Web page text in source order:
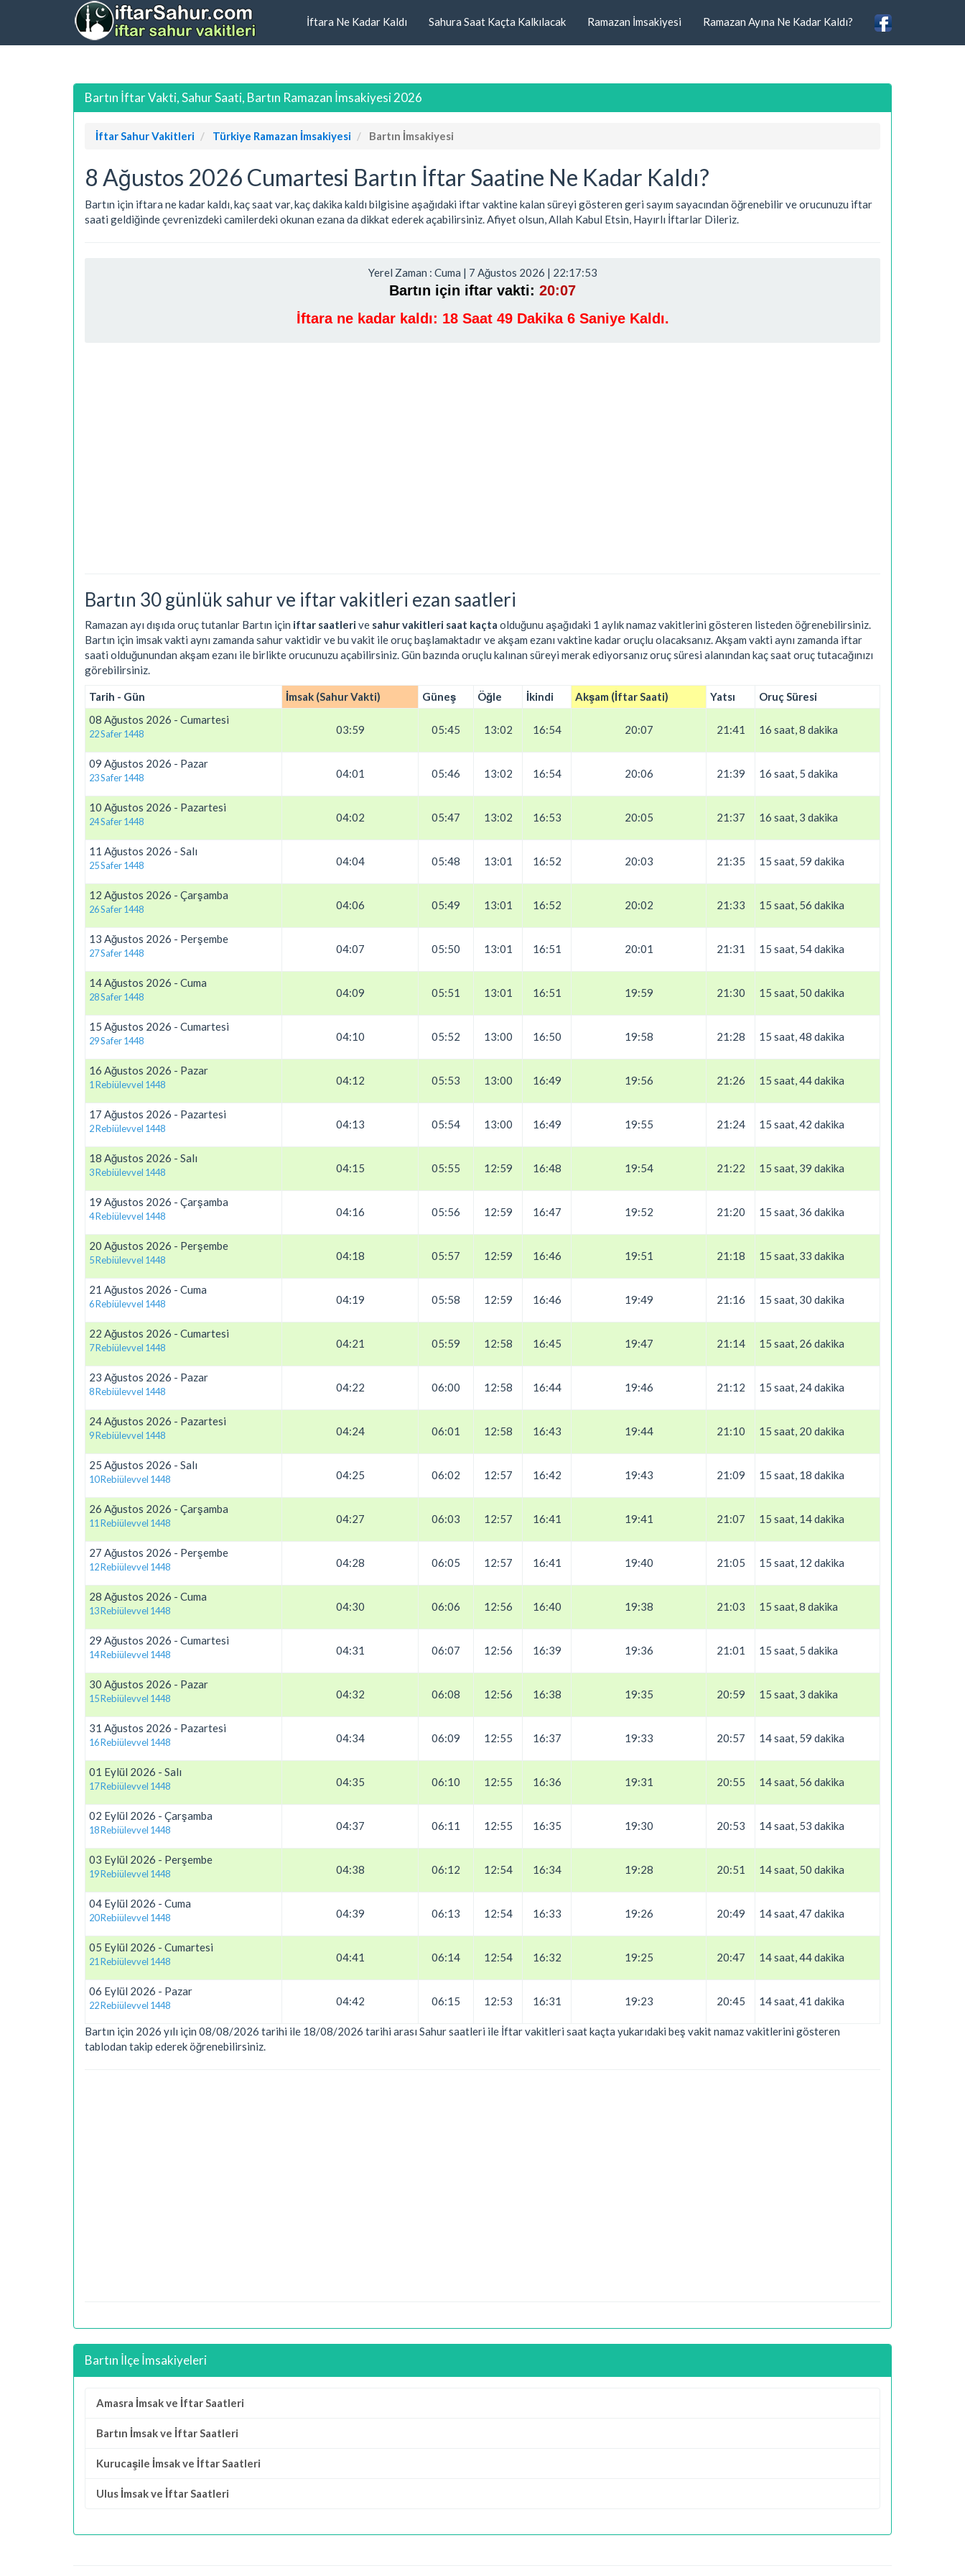
İftara Ne Kadar Kaldı Sahura Saat Kaçta Kalkılacak Ramazan İmsakiyesi Ramazan Ayına Ne Kadar Kaldı?
Bartın İftar Vakti, Sahur Saati, Bartın Ramazan İmsakiyesi 2026
İftar Sahur Vakitleri Türkiye Ramazan İmsakiyesi Bartın İmsakiyesi
8 Ağustos 2026 Cumartesi Bartın İftar Saatine Ne Kadar Kaldı?
Bartın için iftara ne kadar kaldı, kaç saat var, kaç dakika kaldı bilgisine aşağıdaki iftar vaktine kalan süreyi gösteren geri sayım sayacından öğrenebilir ve orucunuzu iftar
saati geldiğinde çevrenizdeki camilerdeki okunan ezana da dikkat ederek açabilirsiniz. Afiyet olsun, Allah Kabul Etsin, Hayırlı İftarlar Dileriz.
Yerel Zaman : Cuma | 7 Ağustos 2026 | 22:17:54
Bartın için iftar vakti: 20:07
İftara ne kadar kaldı: 18 Saat 49 Dakika 5 Saniye Kaldı.
Bartın 30 günlük sahur ve iftar vakitleri ezan saatleri
Ramazan ayı dışıda oruç tutanlar Bartın için iftar saatlerive sahur vakitleri saat kaçta olduğunu aşağıdaki 1 aylık namaz vakitlerini gösteren listeden öğrenebilirsiniz.
Bartın için imsak vakti aynı zamanda sahur vaktidir ve bu vakit ile oruç başlamaktadır ve akşam ezanı vaktine kadar oruçlu olacaksanız. Akşam vakti aynı zamanda iftar
saati olduğunundan akşam ezanı ile birlikte orucunuzu açabilirsiniz. Gün bazında oruçlu kalınan süreyi merak ediyorsanız oruç süresi alanından kaç saat oruç tutacağınızı
görebilirsiniz.
Tarih - Gün İmsak (Sahur Vakti) Güneş Öğle İkindi Akşam (İftar Saati) Yatsı
Oruç Süresi
08 Ağustos 2026 - Cumartesi
22 Safer 1448 03:59 05:45 13:02 16:54 20:07 21:41 16 saat, 8 dakika
09 Ağustos 2026 - Pazar
23 Safer 1448 04:01 05:46 13:02 16:54 20:06 21:39 16 saat, 5 dakika
10 Ağustos 2026 - Pazartesi
24 Safer 1448 04:02 05:47 13:02 16:53 20:05 21:37 16 saat, 3 dakika
11 Ağustos 2026 - Salı
25 Safer 1448 04:04 05:48 13:01 16:52 20:03 21:35 15 saat, 59 dakika
12 Ağustos 2026 - Çarşamba
26 Safer 1448 04:06 05:49 13:01 16:52 20:02 21:33 15 saat, 56 dakika
13 Ağustos 2026 - Perşembe
27 Safer 1448 04:07 05:50 13:01 16:51 20:01 21:31 15 saat, 54 dakika
14 Ağustos 2026 - Cuma
28 Safer 1448 04:09 05:51 13:01 16:51 19:59 21:30 15 saat, 50 dakika
15 Ağustos 2026 - Cumartesi
29 Safer 1448 04:10 05:52 13:00 16:50 19:58 21:28 15 saat, 48 dakika
16 Ağustos 2026 - Pazar
1 Rebiülevvel 1448 04:12 05:53 13:00 16:49 19:56 21:26 15 saat, 44 dakika
17 Ağustos 2026 - Pazartesi
2 Rebiülevvel 1448 04:13 05:54 13:00 16:49 19:55 21:24 15 saat, 42 dakika
18 Ağustos 2026 - Salı
3 Rebiülevvel 1448 04:15 05:55 12:59 16:48 19:54 21:22 15 saat, 39 dakika
19 Ağustos 2026 - Çarşamba
4 Rebiülevvel 1448 04:16 05:56 12:59 16:47 19:52 21:20 15 saat, 36 dakika
20 Ağustos 2026 - Perşembe
5 Rebiülevvel 1448 04:18 05:57 12:59 16:46 19:51 21:18 15 saat, 33 dakika
21 Ağustos 2026 - Cuma
6 Rebiülevvel 1448 04:19 05:58 12:59 16:46 19:49 21:16 15 saat, 30 dakika
22 Ağustos 2026 - Cumartesi
7 Rebiülevvel 1448 04:21 05:59 12:58 16:45 19:47 21:14 15 saat, 26 dakika
23 Ağustos 2026 - Pazar
8 Rebiülevvel 1448 04:22 06:00 12:58 16:44 19:46 21:12 15 saat, 24 dakika
24 Ağustos 2026 - Pazartesi
9 Rebiülevvel 1448 04:24 06:01 12:58 16:43 19:44 21:10 15 saat, 20 dakika
25 Ağustos 2026 - Salı
10 Rebiülevvel 1448 04:25 06:02 12:57 16:42 19:43 21:09 15 saat, 18 dakika
26 Ağustos 2026 - Çarşamba
11 Rebiülevvel 1448 04:27 06:03 12:57 16:41 19:41 21:07 15 saat, 14 dakika
27 Ağustos 2026 - Perşembe
12 Rebiülevvel 1448 04:28 06:05 12:57 16:41 19:40 21:05 15 saat, 12 dakika
28 Ağustos 2026 - Cuma
13 Rebiülevvel 1448 04:30 06:06 12:56 16:40 19:38 21:03 15 saat, 8 dakika
29 Ağustos 2026 - Cumartesi
14 Rebiülevvel 1448 04:31 06:07 12:56 16:39 19:36 21:01 15 saat, 5 dakika
30 Ağustos 2026 - Pazar
15 Rebiülevvel 1448 04:32 06:08 12:56 16:38 19:35 20:59 15 saat, 3 dakika
31 Ağustos 2026 - Pazartesi
16 Rebiülevvel 1448 04:34 06:09 12:55 16:37 19:33 20:57 14 saat, 59 dakika
01 Eylül 2026 - Salı
17 Rebiülevvel 1448 04:35 06:10 12:55 16:36 19:31 20:55 14 saat, 56 dakika
02 Eylül 2026 - Çarşamba
18 Rebiülevvel 1448 04:37 06:11 12:55 16:35 19:30 20:53 14 saat, 53 dakika
03 Eylül 2026 - Perşembe
19 Rebiülevvel 1448 04:38 06:12 12:54 16:34 19:28 20:51 14 saat, 50 dakika
04 Eylül 2026 - Cuma
20 Rebiülevvel 1448 04:39 06:13 12:54 16:33 19:26 20:49 14 saat, 47 dakika
05 Eylül 2026 - Cumartesi
21 Rebiülevvel 1448 04:41 06:14 12:54 16:32 19:25 20:47 14 saat, 44 dakika
06 Eylül 2026 - Pazar
22 Rebiülevvel 1448 04:42 06:15 12:53 16:31 19:23 20:45 14 saat, 41 dakika
Bartın için 2026 yılı için 08/08/2026 tarihi ile 18/08/2026 tarihi arası Sahur saatleri ile İftar vakitleri saat kaçta yukarıdaki beş vakit namaz vakitlerini gösteren
tablodan takip ederek öğrenebilirsiniz.
Bartın İlçe İmsakiyeleri
Amasra İmsak ve İftar Saatleri
Bartın İmsak ve İftar Saatleri
Kurucaşile İmsak ve İftar Saatleri
Ulus İmsak ve İftar Saatleri